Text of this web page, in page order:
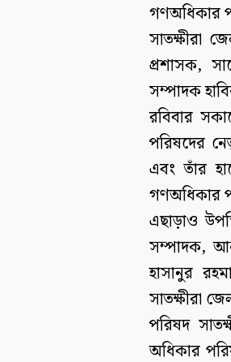
গণঅধিকার
সাতক্ষীরা
প্রশাসক,
সম্পাদক
রবিবার
পরিষদের
এবং তাঁর
গণঅধিকার
এছাড়াও
সম্পাদক,
হাসানুর
সাতক্ষীরা
পরিষদ
অধিকার